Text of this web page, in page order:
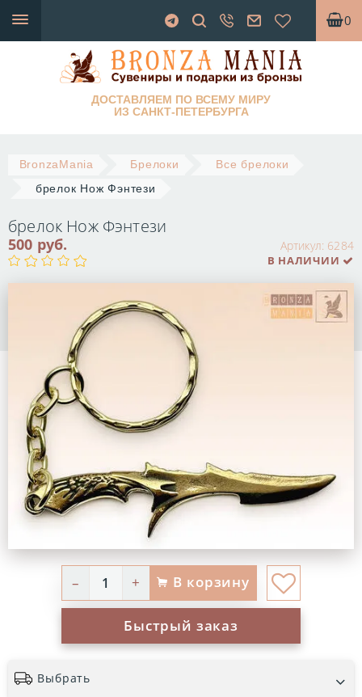
0
ДОСТАВЛЯЕМ ПО ВСЕМУ МИРУ
ИЗ САНКТ-ПЕТЕРБУРГА
BronzaMania Брелоки
Все брелоки
брелок Нож Фэнтези
брелок Нож Фэнтези
Артикул: 6284
500 руб.
В НАЛИЧИИ
– + В корзину
Быстрый заказ
Выбрать